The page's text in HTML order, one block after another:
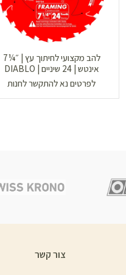
להב מקצועי לחיתוך עץ | ״¼7
אינטש | 24 שיניים | DIABLO
לפרטים נא להתקשר לחנות
צור קשר